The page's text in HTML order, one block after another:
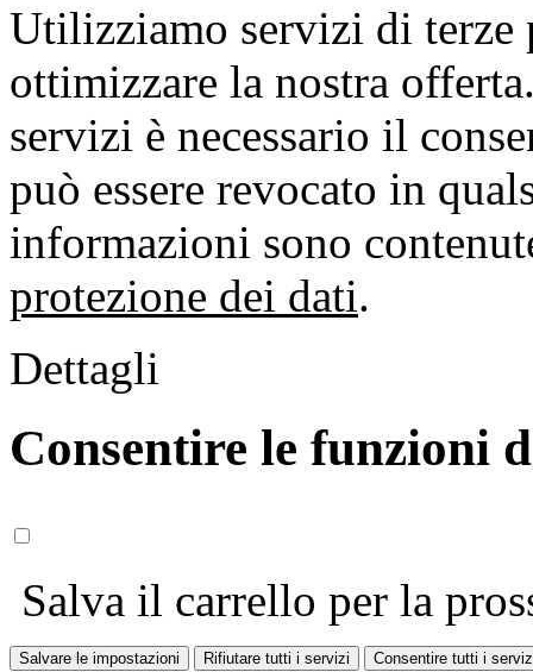
Utilizziamo servizi di terze
ottimizzare la nostra
servizi è necessario il
può essere revocato in
informazioni sono
protezione dei dati.
Dettagli
Consentire le funzioni
Salva il carrello per la
Salvare le impostazioni Rifiutare tutti i servizi Consentire tutti i